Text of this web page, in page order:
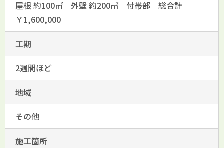
屋根 約100㎡ 外壁 約200㎡ 付帯部 総合計
￥1,600,000
工期
2週間ほど
地域
その他
施工箇所